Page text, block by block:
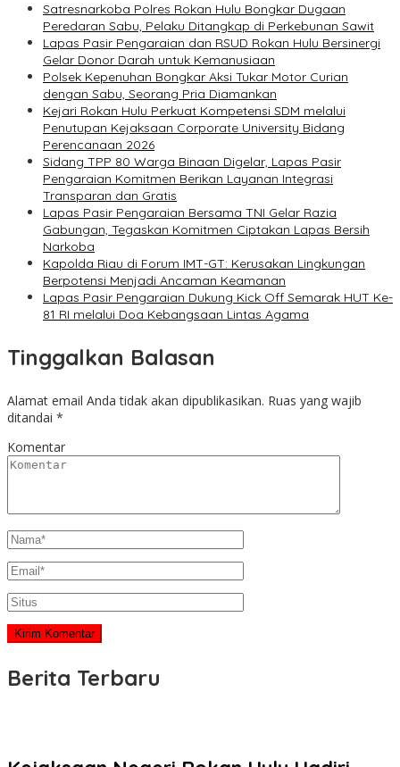
Satresnarkoba Polres Rokan Hulu Bongkar Dugaan
Peredaran Sabu, Pelaku Ditangkap di Perkebunan Sawit
Lapas Pasir Pengaraian dan RSUD Rokan Hulu Bersinergi
Gelar Donor Darah untuk Kemanusiaan
Polsek Kepenuhan Bongkar Aksi Tukar Motor Curian
dengan Sabu, Seorang Pria Diamankan
Kejari Rokan Hulu Perkuat Kompetensi SDM melalui
Penutupan Kejaksaan Corporate University Bidang
Perencanaan 2026
Sidang TPP 80 Warga Binaan Digelar, Lapas Pasir
Pengaraian Komitmen Berikan Layanan Integrasi
Transparan dan Gratis
Lapas Pasir Pengaraian Bersama TNI Gelar Razia
Gabungan, Tegaskan Komitmen Ciptakan Lapas Bersih
Narkoba
Kapolda Riau di Forum IMT-GT: Kerusakan Lingkungan
Berpotensi Menjadi Ancaman Keamanan
Lapas Pasir Pengaraian Dukung Kick Off Semarak HUT Ke-
81 RI melalui Doa Kebangsaan Lintas Agama
Tinggalkan Balasan
Alamat email Anda tidak akan dipublikasikan. Ruas yang wajib
ditandai *
Komentar
Berita Terbaru